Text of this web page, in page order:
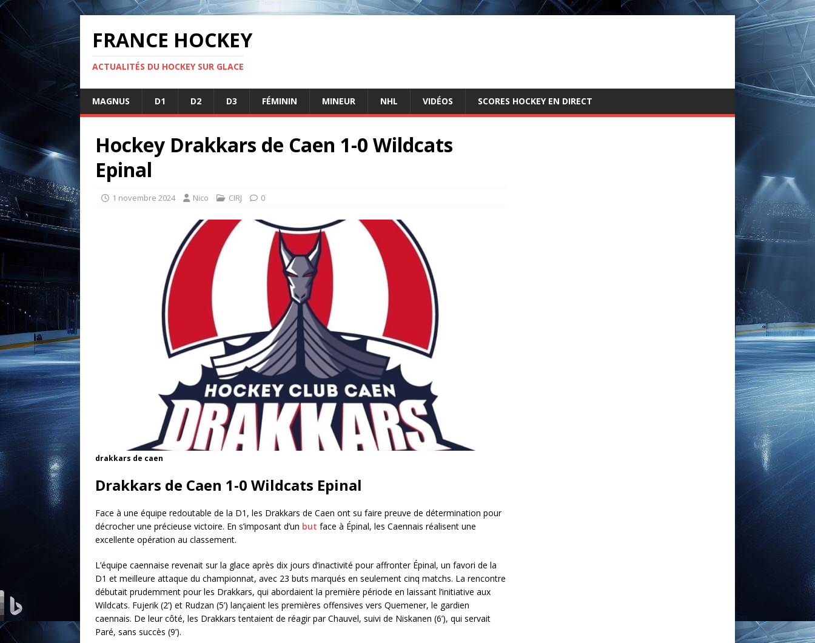
FRANCE HOCKEY
ACTUALITÉS DU HOCKEY SUR GLACE
MAGNUS D1 D2 D3 FÉMININ MINEUR NHL VIDÉOS SCORES HOCKEY EN DIRECT
Hockey Drakkars de Caen 1-0 Wildcats
Epinal
1 novembre 2024 Nico CIRJ 0
drakkars de caen
Drakkars de Caen 1-0 Wildcats Epinal
Face à une équipe redoutable de la D1, les Drakkars de Caen ont su faire preuve de détermination pour
décrocher une précieuse victoire. En s’imposant d’un but face à Épinal, les Caennais réalisent une
excellente opération au classement.
L’équipe caennaise revenait sur la glace après dix jours d’inactivité pour affronter Épinal, un favori de la
D1 et meilleure attaque du championnat, avec 23 buts marqués en seulement cinq matchs. La rencontre
débutait prudemment pour les Drakkars, qui abordaient la première période en laissant l’initiative aux
Wildcats. Fujerik (2’) et Rudzan (5’) lançaient les premières offensives vers Quemener, le gardien
caennais. De leur côté, les Drakkars tentaient de réagir par Chauvel, suivi de Niskanen (6’), qui servait
Paré, sans succès (9’).